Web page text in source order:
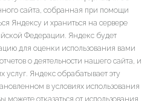
сайта, собранная при помощи
Яндексу и храниться на сервере
Федерации. Яндекс будет
для оценки использования вами
о деятельности нашего сайта, и
услуг. Яндекс обрабатывает эту
в условиях использования
можете отказаться от использования